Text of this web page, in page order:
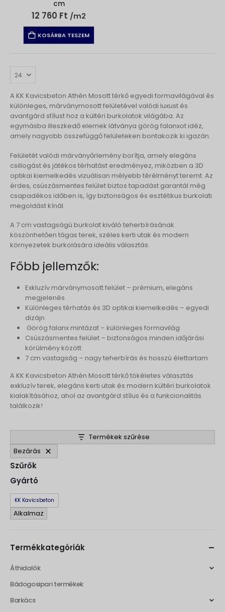
cm
12 760 Ft /m2
KOSÁRBA TESZEM
A KK Kavicsbeton Athén Mosott térkő egyedi formavilágával és
különleges, márványmosott felületével valódi luxust és
avantgárd stílust hoz a kültéri burkolatok világába. Az
egymásba illeszkedő elemek látványa görög falanxot idéz,
amely nagyobb összefüggő felületeken bontakozik ki igazán.
Felületét valódi márványőrlemény borítja, amely elegáns
csillogást és játékos térhatást eredményez, miközben a 3D
optikai kiemelkedés vizuálisan mélyebb térélményt teremt. Az
érdes, csúszásmentes felület biztos tapadást garantál még
csapadékos időben is, így biztonságos és esztétikus burkolati
megoldást kínál.
A 7 cm vastagságú burkolat kiváló teherbírásának
köszönhetően tágas terek, széles kerti utak és modern
környezetek burkolására ideális választás.
Főbb jellemzők:
Exkluzív márványmosott felület – prémium, elegáns
megjelenés
Különleges térhatás és 3D optikai kiemelkedés – egyedi
dizájn
Görög falanx mintázat – különleges formavilág
Csúszásmentes felület – biztonságos minden időjárási
körülmény között
7 cm vastagság – nagy teherbírás és hosszú élettartam
A KK Kavicsbeton Athén Mosott térkő tökéletes választás
exkluzív terek, elegáns kerti utak és modern kültéri burkolatok
kialakításához, ahol az avantgárd stílus és a funkcionalitás
találkozik!
Termékek szűrése
Bezárás
Szűrők
Gyártó
Gyártó
KK Kavicsbeton
Alkalmaz
Termékkategóriák
Áthidalók
Bádogosipari termékek
Barkács